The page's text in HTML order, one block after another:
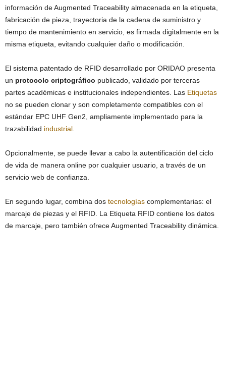
información de Augmented Traceability almacenada en la etiqueta,
fabricación de pieza, trayectoria de la cadena de suministro y
tiempo de mantenimiento en servicio, es firmada digitalmente en la
misma etiqueta, evitando cualquier daño o modificación.
El sistema patentado de RFID desarrollado por ORIDAO presenta
un protocolo criptográfico publicado, validado por terceras
partes académicas e institucionales independientes. Las Etiquetas
no se pueden clonar y son completamente compatibles con el
estándar EPC UHF Gen2, ampliamente implementado para la
trazabilidad industrial
Opcionalmente, se puede llevar a cabo la autentificación del ciclo
de vida de manera online por cualquier usuario, a través de un
servicio web de confianza.
En segundo lugar, combina dos tecnologías complementarias: el
marcaje de piezas y el RFID. La Etiqueta RFID contiene los datos
de marcaje, pero también ofrece Augmented Traceability dinámica.